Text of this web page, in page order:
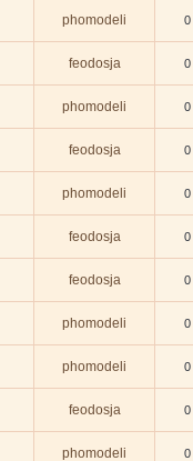
phomodeli 0
feodosja 0
phomodeli 0
feodosja 0
phomodeli 0
feodosja 0
feodosja 0
phomodeli 0
phomodeli 0
feodosja 0
phomodeli 0